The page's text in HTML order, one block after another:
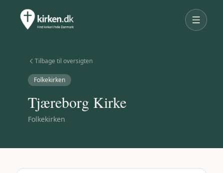
Tilbage til oversigten
Folkekirken
Tjæreborg Kirke
Folkekirken